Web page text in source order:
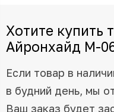
Хотите купить
Айронхайд M-
Если товар в
в будний день, мы
Ваш заказ будет